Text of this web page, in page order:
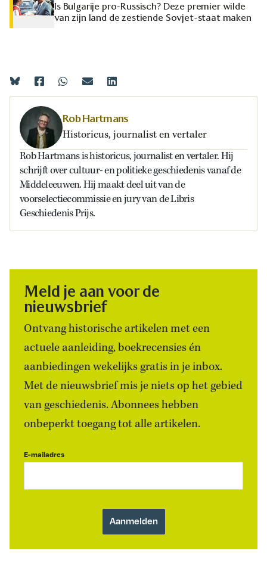
Is Bulgarije pro-Russisch? Deze premier wilde
van zijn land de zestiende Sovjet-staat maken
Rob Hartmans
Historicus, journalist en vertaler
Rob Hartmans is historicus, journalist en vertaler. Hij
schrijft over cultuur- en politieke geschiedenis vanaf de
Middeleeuwen. Hij maakt deel uit van de
voorselectiecommissie en jury van de Libris
Geschiedenis Prijs.
Meld je aan voor de
nieuwsbrief
Ontvang historische artikelen met een
actuele aanleiding, boekrecensies én
aanbiedingen wekelijks gratis in je inbox.
Met de nieuwsbrief mis je niets op het gebied
van geschiedenis. Abonnees hebben
onbeperkt toegang tot alle artikelen.
E-mailadres